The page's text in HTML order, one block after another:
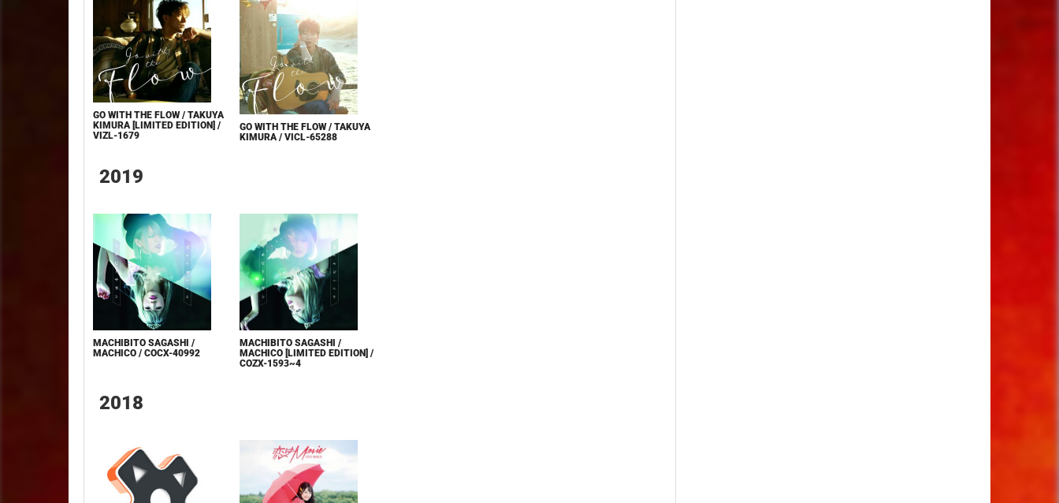
GO WITH THE FLOW / TAKUYA
KIMURA [LIMITED EDITION] /
VIZL-1679
GO WITH THE FLOW / TAKUYA
KIMURA / VICL-65288
2019
MACHIBITO SAGASHI /
MACHICO / COCX-40992
MACHIBITO SAGASHI /
MACHICO [LIMITED EDITION] /
COZX-1593~4
2018